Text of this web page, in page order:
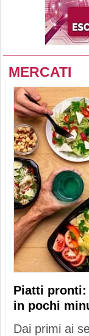
MERCATI
Piatti pronti:
in pochi
Dai primi ai